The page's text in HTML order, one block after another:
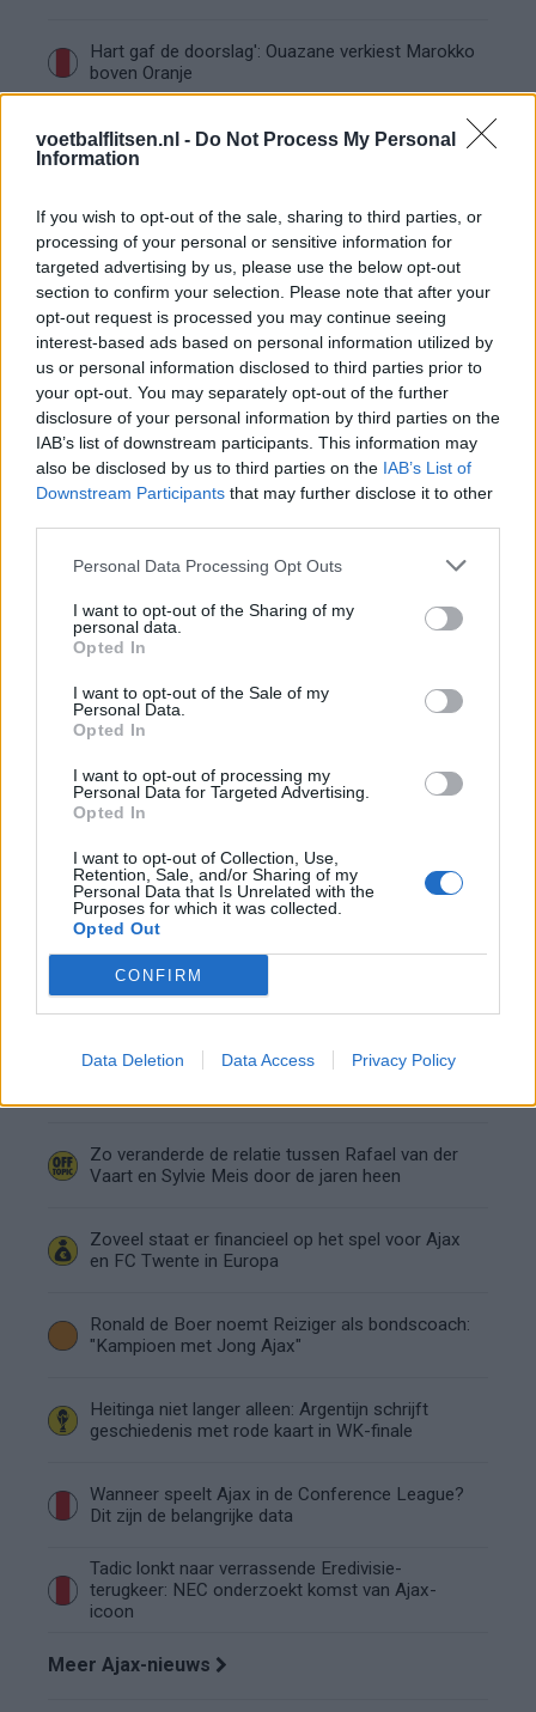
voetbalflitsen.nl - Do Not Process My Personal
Information
If you wish to opt-out of the sale, sharing to third parties, or
processing of your personal or sensitive information for
targeted advertising by us, please use the below opt-out
section to confirm your selection. Please note that after your
opt-out request is processed you may continue seeing
interest-based ads based on personal information utilized by
us or personal information disclosed to third parties prior to
your opt-out. You may separately opt-out of the further
disclosure of your personal information by third parties on the
IAB’s list of downstream participants. This information may
also be disclosed by us to third parties on the IAB’s List of
Downstream Participants that may further disclose it to other
Personal Data Processing Opt Outs
I want to opt-out of the Sharing of my
personal data.
Opted In
I want to opt-out of the Sale of my
Personal Data.
Opted In
I want to opt-out of processing my
Personal Data for Targeted Advertising.
Opted In
I want to opt-out of Collection, Use,
Retention, Sale, and/or Sharing of my
Personal Data that Is Unrelated with the
Purposes for which it was collected.
Opted Out
CONFIRM
Data Deletion Data Access Privacy Policy
Hart gaf de doorslag': Ouazane verkiest Marokko
boven Oranje
Dit verdient Dusan Tadic bij NEC: salaris en
contractdetails
Ajax dicht bij komst Arokodare: huurdeal met
koopoptie van 22 miljoen
Ajax helpt Burnley uit de brand met afgeknipte
sokken na blunder met tenues
Hakim Ziyech verhuurt opnieuw luxe
appartement op Amsterdamse Zuidas
Marcos Leonardo laat eerste indruk achter bij
Ajax: 'Hier gaan fans van genieten'
Resterend oefenprogramma Ajax: waar zijn de
Ajax groeit onder Míchel, maar transfermarkt
Ajax-talent Mohamed Abdalla schrijft Europese
Shane Kluivert krijgt kans van Flick en begint in
Servische media vergelijken Ajax-talent Abdellah
Ouazane met Lionel Messi
Ajax zet grote stap richting volgende ronde na
Dusan Tadic kijkt met bijzondere gevoelens naar
Zo veranderde de relatie tussen Rafael van der
Vaart en Sylvie Meis door de jaren heen
Zoveel staat er financieel op het spel voor Ajax
en FC Twente in Europa
Ronald de Boer noemt Reiziger als bondscoach:
"Kampioen met Jong Ajax"
Heitinga niet langer alleen: Argentijn schrijft
geschiedenis met rode kaart in WK-finale
Wanneer speelt Ajax in de Conference League?
Dit zijn de belangrijke data
Tadic lonkt naar verrassende Eredivisie-
terugkeer: NEC onderzoekt komst van Ajax-
icoon
Meer Ajax-nieuws